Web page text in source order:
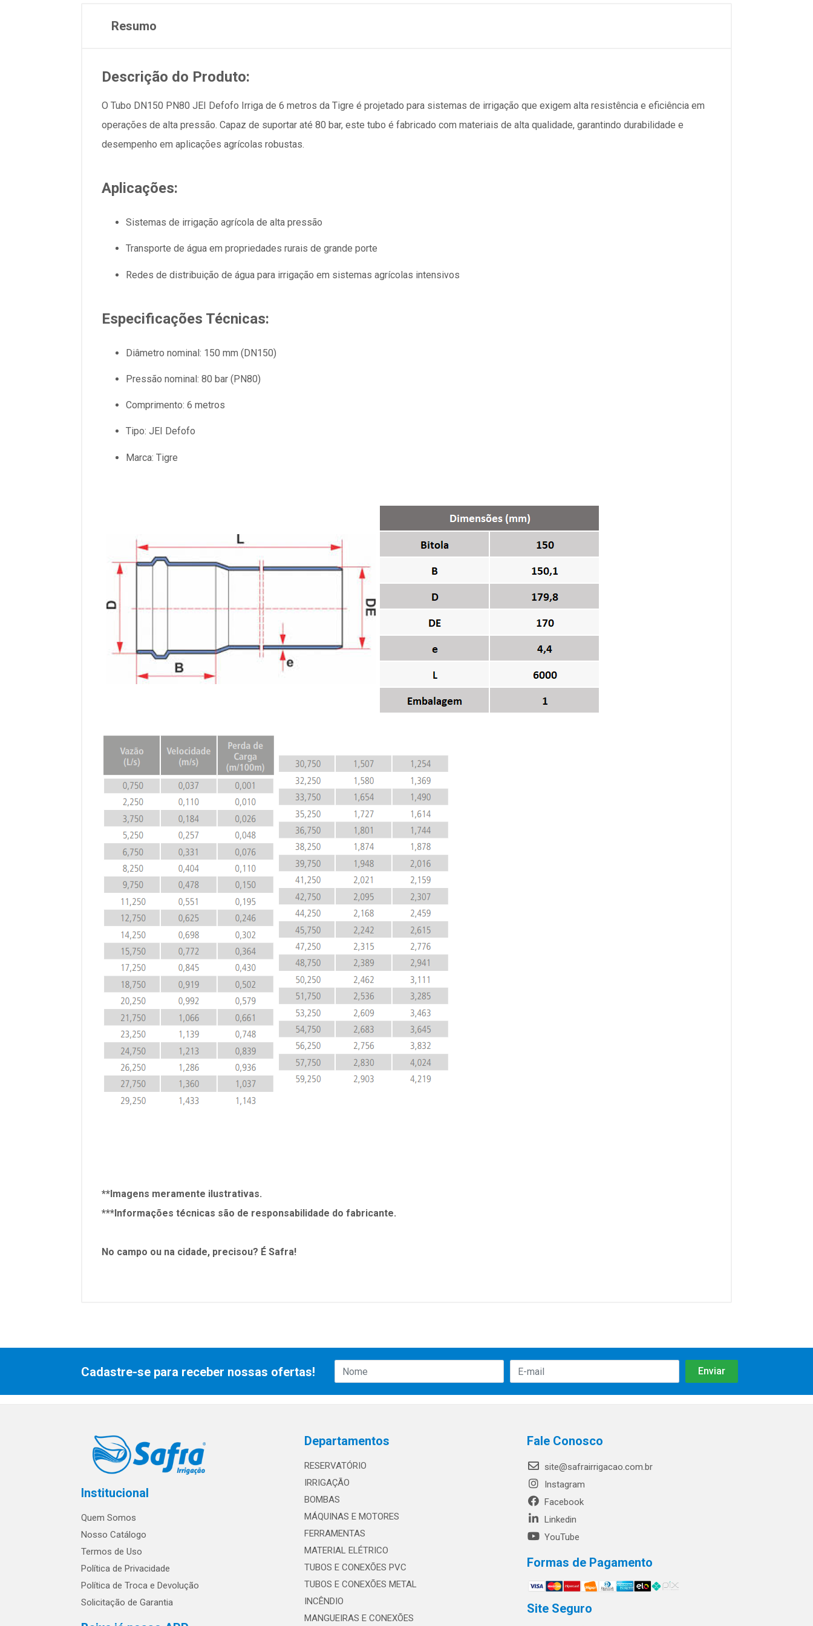
Resumo
Descrição do Produto:
O Tubo DN150 PN80 JEI Defofo Irriga de 6 metros da Tigre é projetado para sistemas de irrigação que exigem alta resistência e eficiência em
operações de alta pressão. Capaz de suportar até 80 bar, este tubo é fabricado com materiais de alta qualidade, garantindo durabilidade e
desempenho em aplicações agrícolas robustas.
Aplicações:
Sistemas de irrigação agrícola de alta pressão
Transporte de água em propriedades rurais de grande porte
Redes de distribuição de água para irrigação em sistemas agrícolas intensivos
Especificações Técnicas:
Diâmetro nominal: 150 mm (DN150)
Pressão nominal: 80 bar (PN80)
Comprimento: 6 metros
Tipo: JEI Defofo
Marca: Tigre
**Imagens meramente ilustrativas.
***Informações técnicas são de responsabilidade do fabricante.
No campo ou na cidade, precisou? É Safra!
Cadastre-se para receber nossas ofertas!
Institucional
Quem Somos
Nosso Catálogo
Termos de Uso
Política de Privacidade
Política de Troca e Devolução
Solicitação de Garantia
Departamentos
RESERVATÓRIO
IRRIGAÇÃO
BOMBAS
MÁQUINAS E MOTORES
FERRAMENTAS
MATERIAL ELÉTRICO
TUBOS E CONEXÕES PVC
TUBOS E CONEXÕES METAL
INCÊNDIO
MANGUEIRAS E CONEXÕES
Fale Conosco
site@safrairrigacao.com.br
Instagram
Facebook
Linkedin
YouTube
Formas de Pagamento
Site Seguro